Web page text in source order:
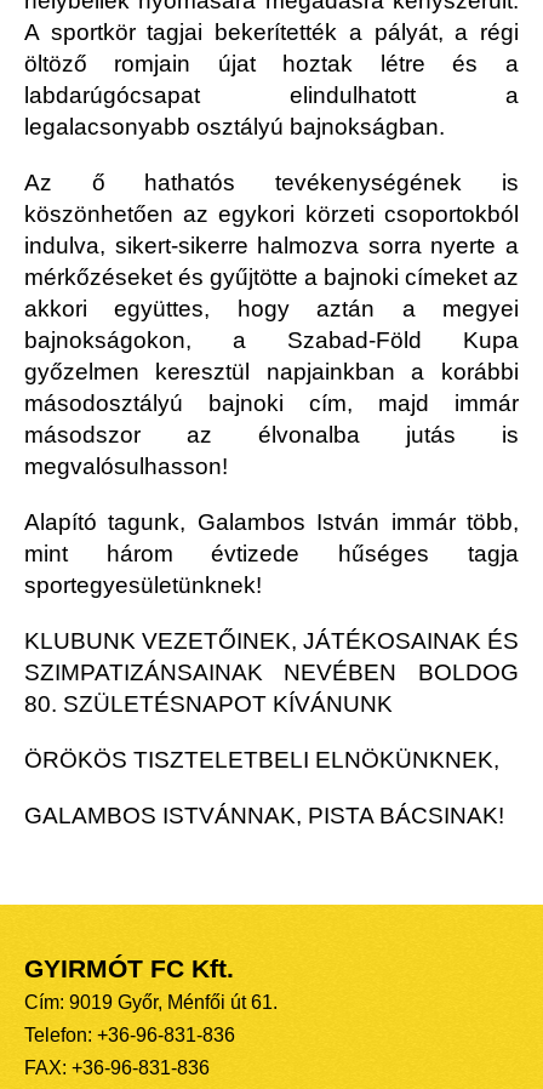
A sportkör tagjai bekerítették a pályát, a régi
öltöző romjain újat hoztak létre és a
labdarúgócsapat elindulhatott a
legalacsonyabb osztályú bajnokságban.
Az ő hathatós tevékenységének is
köszönhetően az egykori körzeti csoportokból
indulva, sikert-sikerre halmozva sorra nyerte a
mérkőzéseket és gyűjtötte a bajnoki címeket az
akkori együttes, hogy aztán a megyei
bajnokságokon, a Szabad-Föld Kupa
győzelmen keresztül napjainkban a korábbi
másodosztályú bajnoki cím, majd immár
másodszor az élvonalba jutás is
megvalósulhasson!
Alapító tagunk, Galambos István immár több,
mint három évtizede hűséges tagja
sportegyesületünknek!
KLUBUNK VEZETŐINEK, JÁTÉKOSAINAK ÉS
SZIMPATIZÁNSAINAK NEVÉBEN BOLDOG
80. SZÜLETÉSNAPOT KÍVÁNUNK
ÖRÖKÖS TISZTELETBELI ELNÖKÜNKNEK,
GALAMBOS ISTVÁNNAK, PISTA BÁCSINAK!
GYIRMÓT FC Kft.
Cím: 9019 Győr, Ménfői út 61.
Telefon: +36-96-831-836
FAX: +36-96-831-836